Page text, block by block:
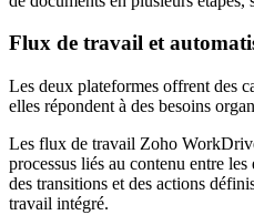
Flux de travail et
Les deux plateformes offrent des
elles répondent à des besoins
Les flux de travail Zoho
processus liés au contenu entre
des transitions et des actions
travail intégré.